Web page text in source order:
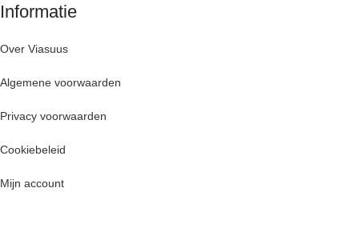
Informatie
Over Viasuus
Algemene voorwaarden
Privacy voorwaarden
Cookiebeleid
Mijn account